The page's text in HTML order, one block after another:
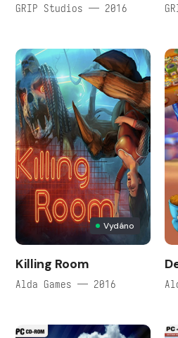
GRIP Studios — 2016
Vydáno
Killing Room
Alda Games — 2016